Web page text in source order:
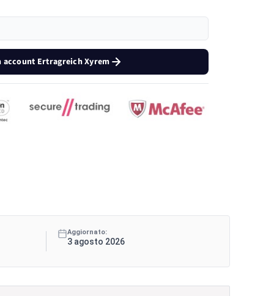
account Ertragreich Xyrem
Aggiornato:
3 agosto 2026